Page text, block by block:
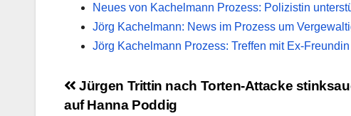
Neues von Kachelmann Prozess: Polizistin
Jörg Kachelmann: News im Prozess um
Jörg Kachelmann Prozess: Treffen mit Ex-Freundin
Beitragsnavigation
Jürgen Trittin nach Torten-Attacke
auf Hanna Poddig